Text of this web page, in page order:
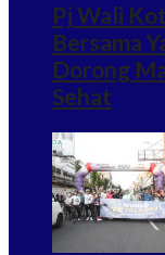
Pj Wali
Bersama
Dorong
Sehat